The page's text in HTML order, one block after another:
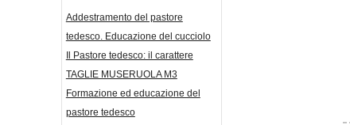
Addestramento del pastore
tedesco. Educazione del cucciolo
Il Pastore tedesco: il carattere
TAGLIE MUSERUOLA M3
Formazione ed educazione del
pastore tedesco